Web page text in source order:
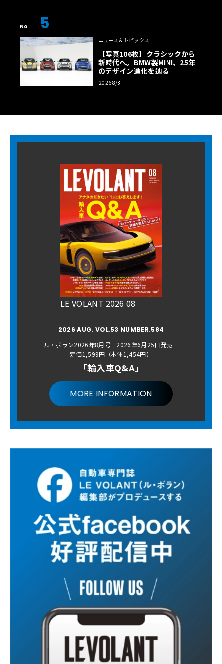
No 5
ニュース＆トピックス
【写真106枚】クラシックから
新時代へ。BMW製MINI、25年
のデザイン進化を辿る
2026 8/3
LE VOLANT 2026 08
2026 AUG. VOL.53 NUMBER.584
ル・ボラン2026年8月号 2026年6月25日発売
定価1,599円（本体1,454円）
「輸入車Q&A」
MORE INFORMATION